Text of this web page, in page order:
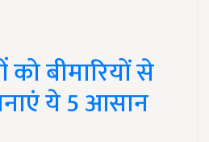
बीमारियों से
ये 5 आसान